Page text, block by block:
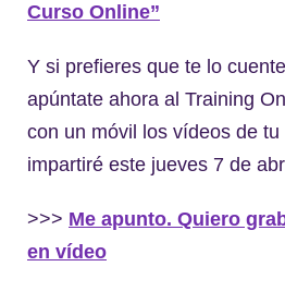
Curso Online”
Y si prefieres que te lo
apúntate ahora al Training
con un móvil los vídeos de tu
impartiré este jueves 7 de
>>> Me apunto. Quiero
en vídeo